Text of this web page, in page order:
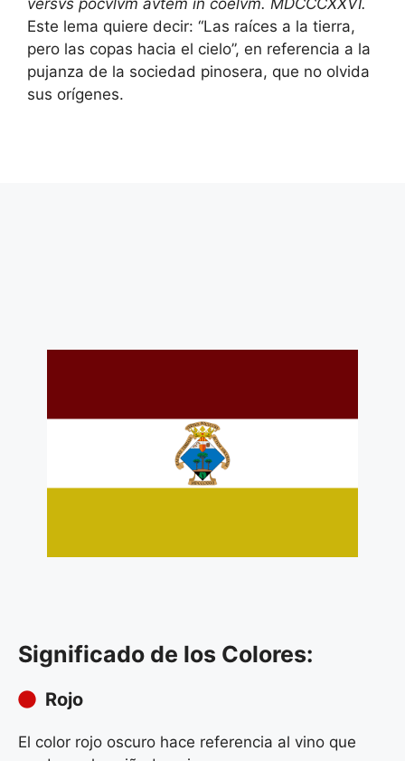
Este lema quiere decir: “Las raíces a la tierra,
pero las copas hacia el cielo”, en referencia a la
pujanza de la sociedad pinosera, que no olvida
sus orígenes.
Significado de los Colores:
Rojo
El color rojo oscuro hace referencia al vino que